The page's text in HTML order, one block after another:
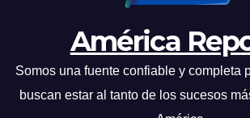
América
Somos una fuente confiable y completa
buscan estar al tanto de los sucesos